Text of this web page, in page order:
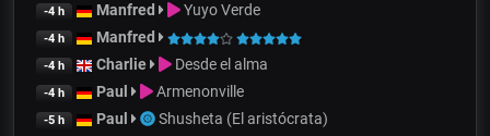
-4 h Manfred Yuyo Verde
-4 h Manfred
-4 h Charlie Desde el alma
-4 h Paul Armenonville
-5 h Paul Shusheta (El aristócrata)